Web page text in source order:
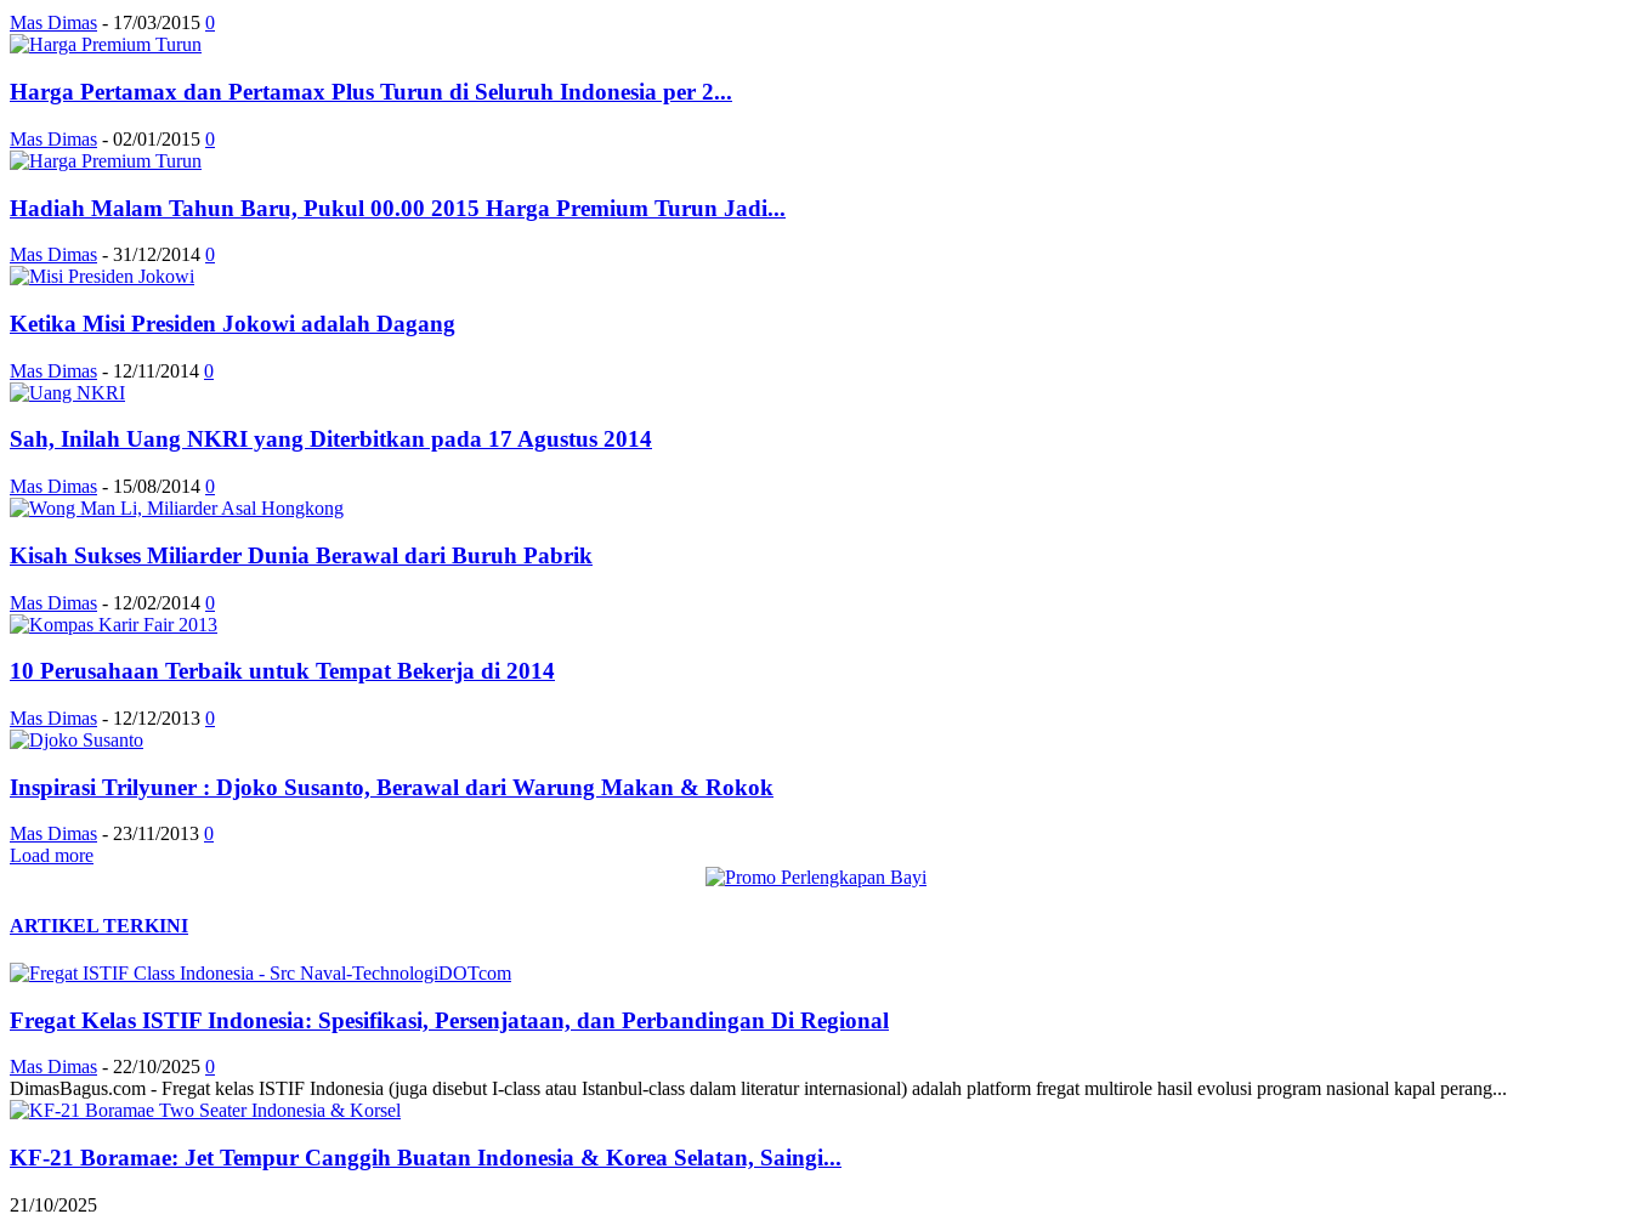
Mas Dimas - 17/03/2015 0
Harga Pertamax dan Pertamax Plus Turun di Seluruh Indonesia per 2...
Mas Dimas - 02/01/2015 0
Hadiah Malam Tahun Baru, Pukul 00.00 2015 Harga Premium Turun Jadi...
Mas Dimas - 31/12/2014 0
Ketika Misi Presiden Jokowi adalah Dagang
Mas Dimas - 12/11/2014 0
Sah, Inilah Uang NKRI yang Diterbitkan pada 17 Agustus 2014
Mas Dimas - 15/08/2014 0
Kisah Sukses Miliarder Dunia Berawal dari Buruh Pabrik
Mas Dimas - 12/02/2014 0
10 Perusahaan Terbaik untuk Tempat Bekerja di 2014
Mas Dimas - 12/12/2013 0
Inspirasi Trilyuner : Djoko Susanto, Berawal dari Warung Makan & Rokok
Mas Dimas - 23/11/2013 0
Load more
ARTIKEL TERKINI
Fregat Kelas ISTIF Indonesia: Spesifikasi, Persenjataan, dan Perbandingan Di Regional
Mas Dimas - 22/10/2025 0
DimasBagus.com - Fregat kelas ISTIF Indonesia (juga disebut I-class atau Istanbul-class dalam literatur internasional) adalah platform fregat multirole hasil evolusi program nasional kapal perang...
KF-21 Boramae: Jet Tempur Canggih Buatan Indonesia & Korea Selatan, Saingi...
21/10/2025